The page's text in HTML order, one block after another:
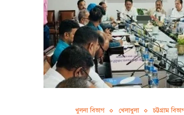
খুলনা বিভাগ খেলাধুলা
চট্টগ্রাম